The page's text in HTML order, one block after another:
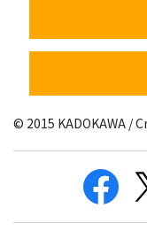
© 2015 KADOKAWA /